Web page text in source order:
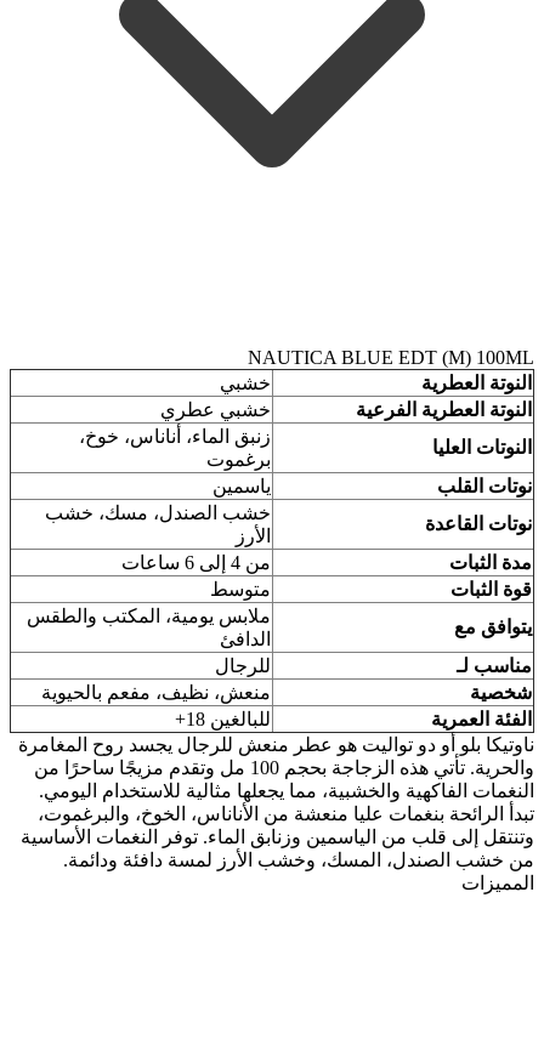
NAUTICA BLUE EDT (M) 100ML
النوتة العطرية
خشبي
النوتة العطرية الفرعية
خشبي عطري
النوتات العليا
زنبق الماء، أناناس، خوخ،
برغموت
نوتات القلب
ياسمين
نوتات القاعدة
خشب الصندل، مسك، خشب
الأرز
مدة الثبات
من 4 إلى 6 ساعات
قوة الثبات
متوسط
يتوافق مع
ملابس يومية، المكتب والطقس
الدافئ
مناسب لـ
للرجال
شخصية
منعش، نظيف، مفعم بالحيوية
الفئة العمرية
للبالغين 18+
ناوتيكا بلو أو دو تواليت هو عطر منعش للرجال يجسد روح المغامرة
والحرية. تأتي هذه الزجاجة بحجم 100 مل وتقدم مزيجًا ساحرًا من
النغمات الفاكهية والخشبية، مما يجعلها مثالية للاستخدام اليومي.
تبدأ الرائحة بنغمات عليا منعشة من الأناناس، الخوخ، والبرغموت،
وتنتقل إلى قلب من الياسمين وزنابق الماء. توفر النغمات الأساسية
من خشب الصندل، المسك، وخشب الأرز لمسة دافئة ودائمة.
المميزات